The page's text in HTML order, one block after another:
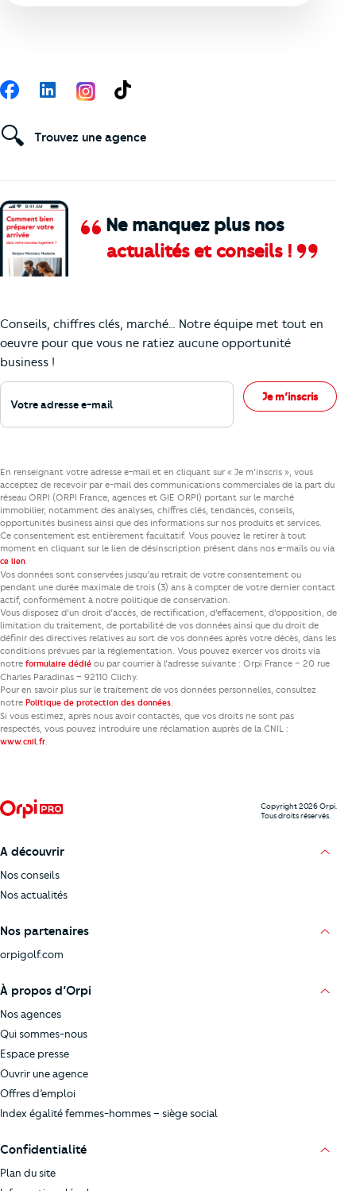
Ne manquez plus nos
actualités et conseils !
Conseils, chiffres clés, marché… Notre équipe met tout en
oeuvre pour que vous ne ratiez aucune opportunité
business !
Votre adresse e-mail
Je m’inscris
Suivez-nous
FacebookLinkedIn TikTok
🔍 Trouvez une agence
En renseignant votre adresse e-mail et en cliquant sur « Je m’inscris », vous
acceptez de recevoir par e-mail des communications commerciales de la part du
réseau ORPI (ORPI France, agences et GIE ORPI) portant sur le marché
immobilier, notamment des analyses, chiffres clés, tendances, conseils,
opportunités business ainsi que des informations sur nos produits et services.
Ce consentement est entièrement facultatif. Vous pouvez le retirer à tout
moment en cliquant sur le lien de désinscription présent dans nos e-mails ou via
ce lien.
Vos données sont conservées jusqu’au retrait de votre consentement ou
pendant une durée maximale de trois (3) ans à compter de votre dernier contact
actif, conformément à notre politique de conservation.
Vous disposez d’un droit d’accès, de rectification, d’effacement, d’opposition, de
limitation du traitement, de portabilité de vos données ainsi que du droit de
définir des directives relatives au sort de vos données après votre décès, dans les
conditions prévues par la réglementation. Vous pouvez exercer vos droits via
notre formulaire dédié ou par courrier à l’adresse suivante : Orpi France – 20 rue
Charles Paradinas – 92110 Clichy.
Pour en savoir plus sur le traitement de vos données personnelles, consultez
notre Politique de protection des données.
Si vous estimez, après nous avoir contactés, que vos droits ne sont pas
respectés, vous pouvez introduire une réclamation auprès de la CNIL :
www.cnil.fr.
Copyright 2026 Orpi.
Tous droits réservés.
A découvrir
Nos conseils
Nos actualités
Nos partenaires
orpigolf.com
À propos d’Orpi
Nos agences
Qui sommes-nous
Espace presse
Ouvrir une agence
Offres d’emploi
Index égalité femmes-hommes – siège social
Confidentialité
Plan du site